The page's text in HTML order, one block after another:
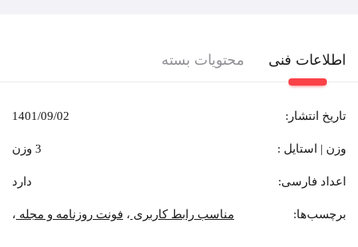
اطلاعات فنی محتویات بسته
تاریخ انتشار: 1401/09/02
وزن | استایل : 3 وزن
اعداد فارسی: دارد
برچسب‌‌ها: مناسب رابط کاربری ، فونت روزنامه و مجله ،